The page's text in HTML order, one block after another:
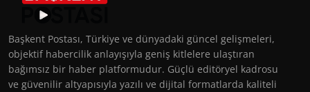
Başkent Postası, Türkiye ve dünyadaki güncel gelişmeleri,
objektif habercilik anlayışıyla geniş kitlelere ulaştıran
bağımsız bir haber platformudur. Güçlü editöryel kadrosu
ve güvenilir altyapısıyla yazılı ve dijital formatlarda kaliteli